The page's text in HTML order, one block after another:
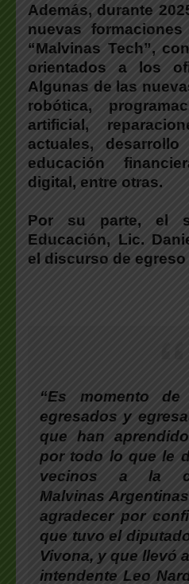
Además, durante
nuevas
“Malvinas Tech”,
orientados a los
Algunas de las
robótica,
artificial,
actuales,
educación
digital, entre otras.
Por su parte, el
Educación, Lic.
el discurso de
“Es momento
egresados y
que han
por todo lo que le
vecinos a la
Malvinas
agradecer por
que tuvo el
Vivona, y que llevó
intendente Leo